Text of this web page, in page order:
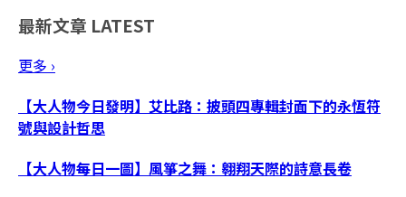
最新文章 LATEST
更多 ›
【大人物今日發明】艾比路：披頭四專輯封面下的永恆符
號與設計哲思
【大人物每日一圖】風箏之舞：翱翔天際的詩意長卷